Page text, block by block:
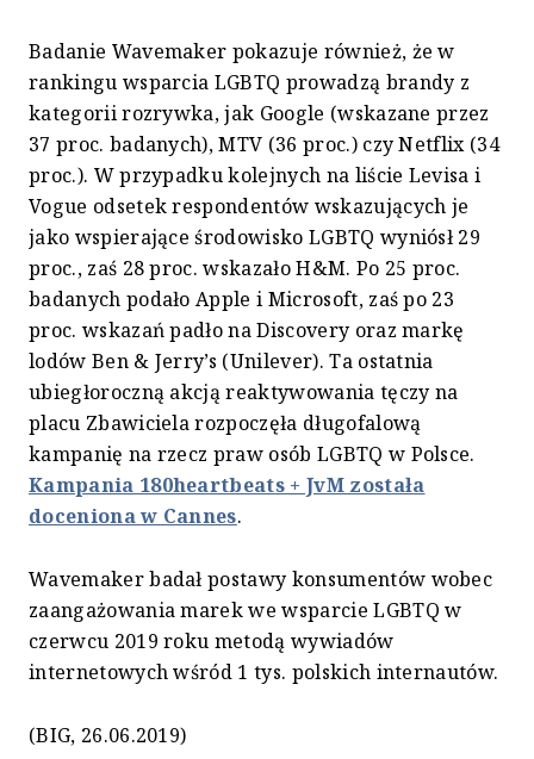
Badanie Wavemaker pokazuje również, że w
rankingu wsparcia LGBTQ prowadzą brandy z
kategorii rozrywka, jak Google (wskazane przez
37 proc. badanych), MTV (36 proc.) czy Netflix (34
proc.). W przypadku kolejnych na liście Levisa i
Vogue odsetek respondentów wskazujących je
jako wspierające środowisko LGBTQ wyniósł 29
proc., zaś 28 proc. wskazało H&M. Po 25 proc.
badanych podało Apple i Microsoft, zaś po 23
proc. wskazań padło na Discovery oraz markę
lodów Ben & Jerry’s (Unilever). Ta ostatnia
ubiegłoroczną akcją reaktywowania tęczy na
placu Zbawiciela rozpoczęła długofalową
kampanię na rzecz praw osób LGBTQ w Polsce.
Kampania 180heartbeats + JvM została
doceniona w Cannes.
Wavemaker badał postawy konsumentów wobec
zaangażowania marek we wsparcie LGBTQ w
czerwcu 2019 roku metodą wywiadów
internetowych wśród 1 tys. polskich internautów.
(BIG, 26.06.2019)